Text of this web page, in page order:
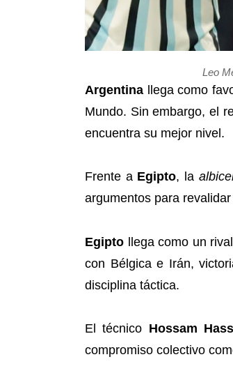
Leo
Argentina llega como
Mundo. Sin embargo, el
encuentra su mejor nivel.
Frente a Egipto, la
argumentos para
Egipto llega como un
con Bélgica e Irán,
disciplina táctica.
El técnico Hossam
compromiso colectivo